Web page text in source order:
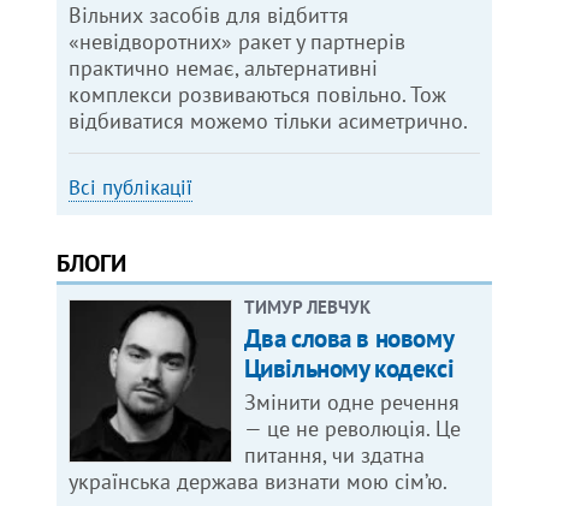
Вільних засобів для відбиття
«невідворотних» ракет у партнерів
практично немає, альтернативні
комплекси розвиваються повільно. Тож
відбиватися можемо тільки асиметрично.
Всі публікації
БЛОГИ
ТИМУР ЛЕВЧУК
Два слова в новому
Цивільному кодексі
Змінити одне речення
— це не революція. Це
питання, чи здатна
українська держава визнати мою сім’ю.